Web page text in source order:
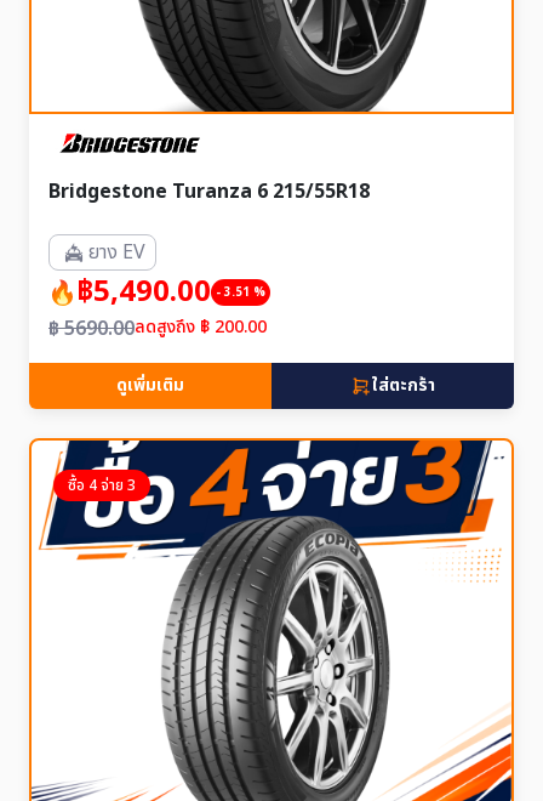
Bridgestone Turanza 6 215/55R18
ยาง EV
฿5,490.00 - 3.51 %
฿ 5690.00ลดสูงถึง ฿ 200.00
ดูเพิ่มเติม ใส่ตะกร้า
ซื้อ 4 จ่าย 3